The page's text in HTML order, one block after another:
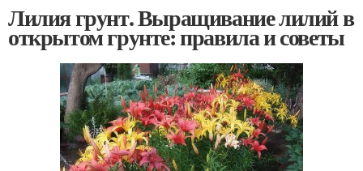
Лилия грунт. Выращивание лилий в
открытом грунте: правила и советы